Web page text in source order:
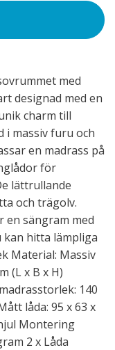
med
designad med en
charm till
i massiv furu och
en madrass på
för
lättrullande
och trägolv.
en sängram med
hitta lämpliga
Material: Massiv
(L x B x H)
140
låda: 95 x 63 x
Montering
2 x Låda